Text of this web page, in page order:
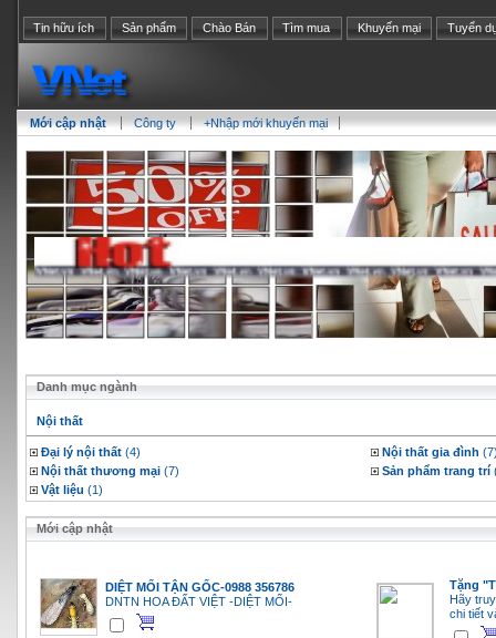
Tin hữu ích Sản phẩm Chào Bán Tìm mua Khuyến mại Tuyển
Mới cập nhật Công ty +Nhập mới khuyến mại
Danh mục ngành
Nội thất
Đại lý nội thất (4) Nội thất gia đình
Nội thất thương mại (7) Sản phẩm trang trí
Vật liệu (1)
Mới cập nhật
DIỆT MỐI TẬN GỐC-0988 356786
DNTN HOA ĐẤT VIỆT -DIỆT MỐI-
Tặng
Hãy
chi tiết